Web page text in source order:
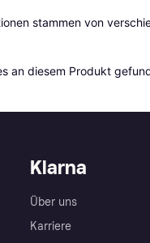
stammen von
an diesem Produkt
Klarna
Über uns
Karriere